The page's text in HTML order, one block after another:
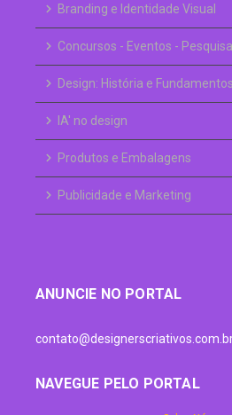
Branding e Identidade Visual
Concursos - Eventos -
Design: História e Fundamentos
IA' no design
Produtos e Embalagens
Publicidade e Marketing
ANUNCIE NO PORTAL
NAVEGUE PELO PORTAL